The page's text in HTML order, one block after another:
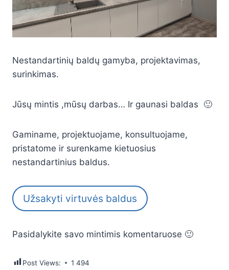
Nestandartinių baldų gamyba, projektavimas,
surinkimas.
Jūsų mintis ,mūsų darbas… Ir gaunasi baldas 🙂
Gaminame, projektuojame, konsultuojame,
pristatome ir surenkame kietuosius
nestandartinius baldus.
Užsakyti virtuvės baldus
Pasidalykite savo mintimis komentaruose 🙂
Post Views: 1 494